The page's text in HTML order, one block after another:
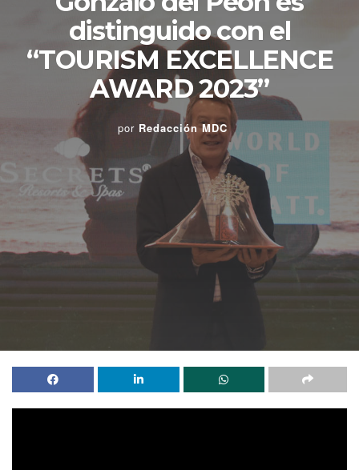
distinguido con el
“TOURISM EXCELLENCE
AWARD 2023”
por Redacción MDC